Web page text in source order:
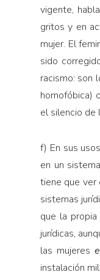
vigente,
gritos y en
mujer. El
sido
racismo: son
homofóbica)
el silencio de
f) En sus
en un
tiene que ver
sistemas
que la
jurídicas,
las mujeres
instalación